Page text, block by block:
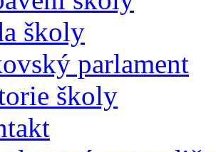
školy
parlament
školy